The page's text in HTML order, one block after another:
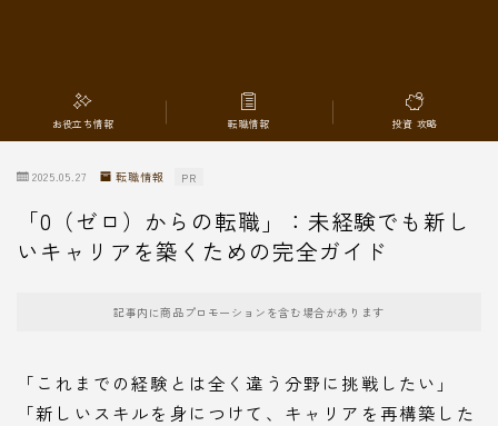
お役立ち情報 転職情報 投資 攻略
2025.05.27 転職情報 PR
「0（ゼロ）からの転職」：未経験でも新し
いキャリアを築くための完全ガイド
記事内に商品プロモーションを含む場合があります
「これまでの経験とは全く違う分野に挑戦したい」
「新しいスキルを身につけて、キャリアを再構築した